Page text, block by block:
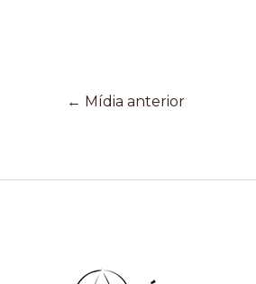
← Mídia anterior